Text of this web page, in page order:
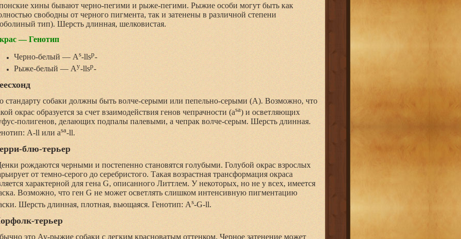
хины бывают черно-пегими и рыже-пегими. Рыжие особи могут быть как
свободны от черного пигмента, так и затенены в различной степени
тип). Шерсть длинная, шелковистая.
— Генотип
Черно-белый — As-llsp-
Рыже-белый — Ay-llsp-
стандарту собаки должны быть волче-серыми или пепельно-серыми (А). Возможно, что
окрас образуется за счет взаимодействия генов чепрачности (asa) и осветляющих
полигенов, делающих подпалы палевыми, а чепрак волче-серым. Шерсть длинная.
A-ll или asa-ll.
блю-терьер
рождаются черными и постепенно становятся голубыми. Голубой окрас взрослых
от темно-серого до серебристого. Такая возрастная трансформация окраса
характерной для гена G, описанного Литтлем. У некоторых, но не у всех, имеется
Возможно, что ген G не может осветлять слишком интенсивную пигментацию
Шерсть длинная, плотная, вьющаяся. Генотип: As-G-ll.
терьер
это Ay-рыжие собаки с легким красноватым оттенком. Черное затенение может